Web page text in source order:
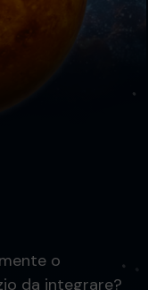
o
da integrare?